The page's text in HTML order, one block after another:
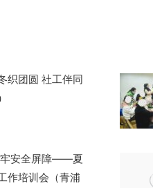
织团圆 社工伴同
牢安全屏障——夏
作培训会（青浦